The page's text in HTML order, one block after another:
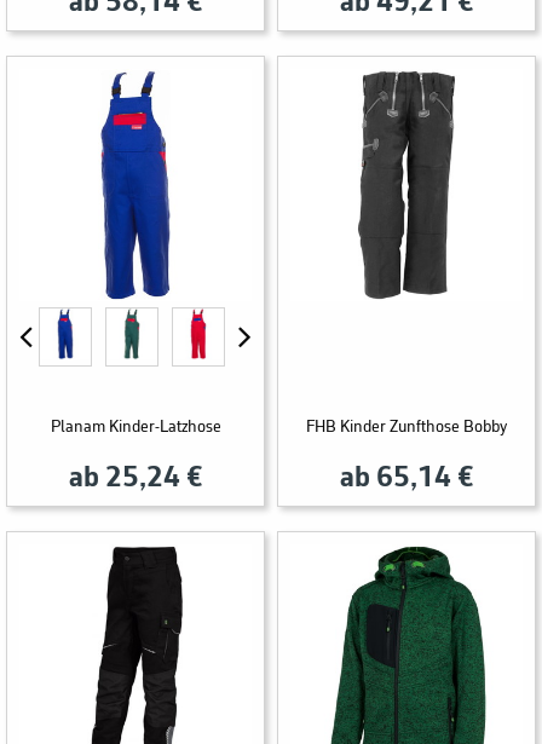
Planam Kinder-Latzhose
ab 25,24 €
FHB Kinder Zunfthose Bobby
ab 65,14 €